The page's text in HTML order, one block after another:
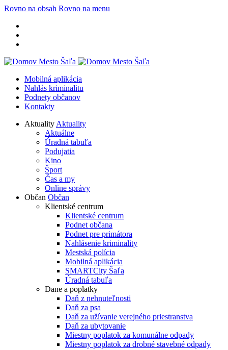
Rovno na obsah Rovno na menu
Mobilná aplikácia
Nahlás kriminalitu
Podnety občanov
Kontakty
Aktuality Aktuality
Aktuálne
Úradná tabuľa
Podujatia
Kino
Šport
Čas a my
Online správy
Občan Občan
Klientské centrum
Klientské centrum
Podnet občana
Podnet pre primátora
Nahlásenie kriminality
Mestská polícia
Mobilná aplikácia
SMARTCity Šaľa
Úradná tabuľa
Dane a poplatky
Daň z nehnuteľnosti
Daň za psa
Daň za užívanie verejného priestranstva
Daň za ubytovanie
Miestny poplatok za komunálne odpady
Miestny poplatok za drobné stavebné odpady